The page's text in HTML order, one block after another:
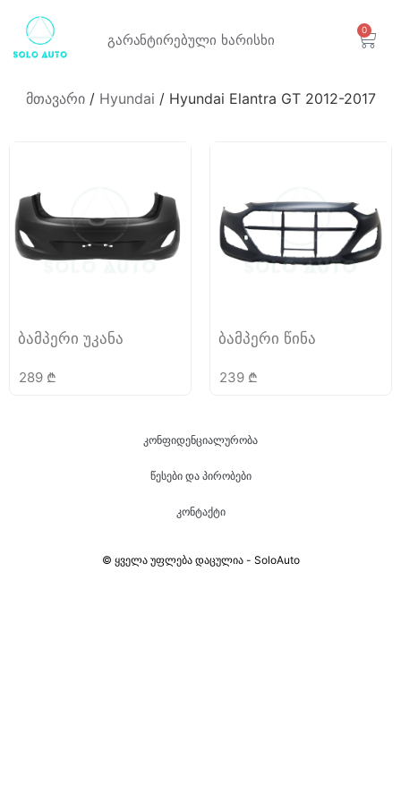
გარანტირებული ხარისხი
0
მთავარი/ Hyundai / Hyundai Elantra GT 2012-2017
ბამპერი უკანა
289 ₾
ბამპერი წინა
239 ₾
კონფიდენციალურობა
წესები და პირობები
კონტაქტი
© ყველა უფლება დაცულია - SoloAuto